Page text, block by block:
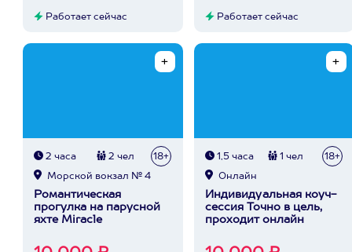
Работает сейчас Работает сейчас
2 часа 2 чел 18+
Морской вокзал № 4
Романтическая
прогулка на парусной
яхте Miracle
1,5 часа 1 чел 18+
Онлайн
Индивидуальная коуч-
сессия Точно в цель,
проходит онлайн